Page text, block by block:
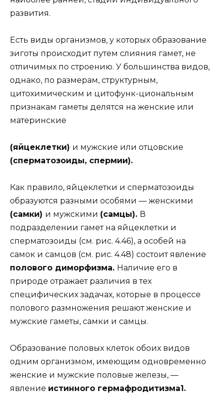
развития.
Есть виды организмов, у которых образование
зиготы происходит путем слияния гамет, не
отличимых по строению. У большинства видов,
однако, по размерам, структурным,
цитохимическим и цитофунк-циональным
признакам гаметы делятся на женские или
материнские
(яйцеклетки) и мужские или отцовские
(сперматозоиды, спермии).
Как правило, яйцеклетки и сперматозоиды
образуются разными особями — женскими
(самки) и мужскими (самцы). В
подразделении гамет на яйцеклетки и
сперматозоиды (см. рис. 4.46), а особей на
самок и самцов (см. рис. 4.48) состоит явление
полового диморфизма. Наличие его в
природе отражает различия в тех
специфических задачах, которые в процессе
полового размножения решают женские и
мужские гаметы, самки и самцы.
Образование половых клеток обоих видов
одним организмом, имеющим одновременно
женские и мужские половые железы, —
явление истинного гермафродитизма1.